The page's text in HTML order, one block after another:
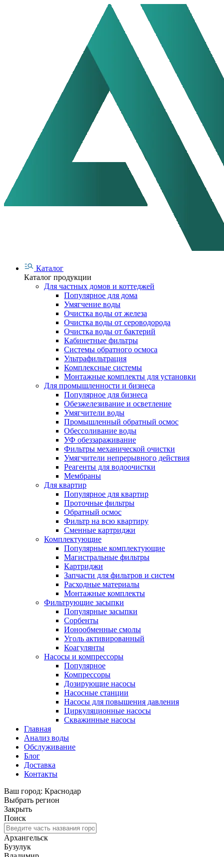
Каталог
Каталог продукции
Для частных домов и коттеджей
Популярное для дома
Умягчение воды
Очистка воды от железа
Очистка воды от сероводорода
Очистка воды от бактерий
Кабинетные фильтры
Системы обратного осмоса
Ультрафильтрация
Комплексные системы
Монтажные комплекты для установки
Для промышленности и бизнеса
Популярное для бизнеса
Обезжелезивание и осветление
Умягчители воды
Промышленный обратный осмос
Обессоливание воды
УФ обеззараживание
Фильтры механической очистки
Умягчители непрерывного действия
Реагенты для водоочистки
Мембраны
Для квартир
Популярное для квартир
Проточные фильтры
Обратный осмос
Фильтр на всю квартиру
Сменные картриджи
Комплектующие
Популярные комплектующие
Магистральные фильтры
Картриджи
Запчасти для фильтров и систем
Расходные материалы
Монтажные комплекты
Фильтрующие засыпки
Популярные засыпки
Сорбенты
Ионообменные смолы
Уголь активированный
Коагулянты
Насосы и компрессоры
Популярное
Компрессоры
Дозирующие насосы
Насосные станции
Насосы для повышения давления
Циркуляционные насосы
Скважинные насосы
Главная
Анализ воды
Обслуживание
Блог
Доставка
Контакты
Ваш город: Краснодар
Выбрать регион
Закрыть
Поиск
Архангельск
Бузулук